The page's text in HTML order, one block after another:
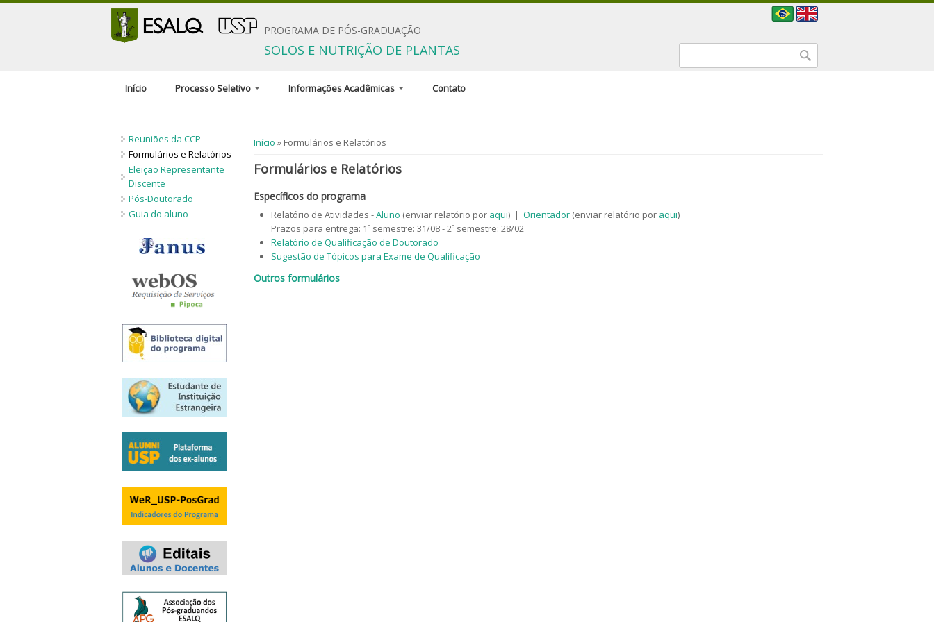
PROGRAMA DE PÓS-GRADUAÇÃO
SOLOS E NUTRIÇÃO DE PLANTAS
Início Processo Seletivo
Documentação solicitada
Condições gerais
Políticas de Ações
Afirmativas
Candidatos estrangeiros
Bolsas
Inscrições recebidas
Exames e arguições
Resultado da seleção
Informações Acadêmicas
Orientadores e linhas de
Disciplinas do programa
Proficiência em língua inglesa
Critérios para concessão de
bolsas
Regimentos e regulamentos
Contato
Você está aqui
Início » Formulários e Relatórios
Formulários e Relatórios
Específicos do programa
Relatório de Atividades -Aluno (enviar relatório por aqui) | Orientador(enviar relatório por aqui)
Prazos para entrega: 1º semestre: 31/08 - 2º semestre: 28/02
Relatório de Qualificação de Doutorado
Sugestão de Tópicos para Exame de Qualificação
Outros formulários
Reuniões da CCP
Formulários e Relatórios
Eleição Representante
Discente
Pós-Doutorado
Guia do aluno